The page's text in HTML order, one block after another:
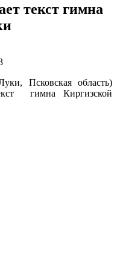
текст гимна
Псковская область)
гимна Киргизской